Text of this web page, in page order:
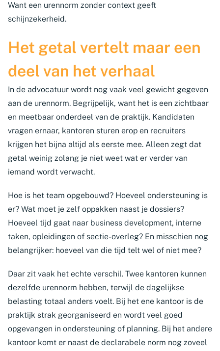
Want een urennorm zonder context geeft
schijnzekerheid.
Het getal vertelt maar een
deel van het verhaal
In de advocatuur wordt nog vaak veel gewicht gegeven
aan de urennorm. Begrijpelijk, want het is een zichtbaar
en meetbaar onderdeel van de praktijk. Kandidaten
vragen ernaar, kantoren sturen erop en recruiters
krijgen het bijna altijd als eerste mee. Alleen zegt dat
getal weinig zolang je niet weet wat er verder van
iemand wordt verwacht.
Hoe is het team opgebouwd? Hoeveel ondersteuning is
er? Wat moet je zelf oppakken naast je dossiers?
Hoeveel tijd gaat naar business development, interne
taken, opleidingen of sectie-overleg? En misschien nog
belangrijker: hoeveel van die tijd telt wel of niet mee?
Daar zit vaak het echte verschil. Twee kantoren kunnen
dezelfde urennorm hebben, terwijl de dagelijkse
belasting totaal anders voelt. Bij het ene kantoor is de
praktijk strak georganiseerd en wordt veel goed
opgevangen in ondersteuning of planning. Bij het andere
kantoor komt er naast de declarabele norm nog zoveel